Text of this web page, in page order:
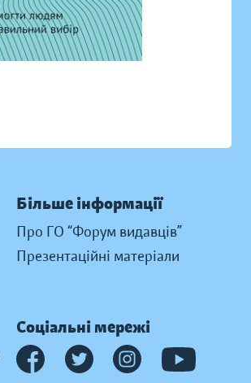
Більше інформації
Про ГО “Форум видавців”
Презентаційні матеріали
Соціальні мережі